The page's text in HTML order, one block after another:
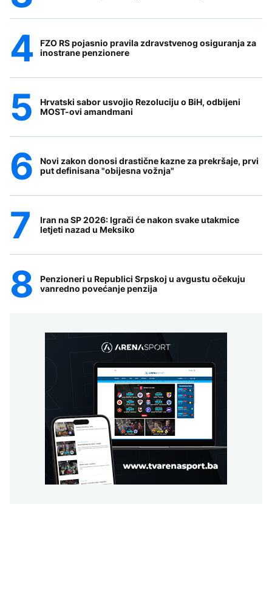
FZO RS pojasnio pravila zdravstvenog osiguranja za
inostrane penzionere
Hrvatski sabor usvojio Rezoluciju o BiH, odbijeni
MOST-ovi amandmani
Novi zakon donosi drastične kazne za prekršaje, prvi
put definisana "obijesna vožnja"
Iran na SP 2026: Igrači će nakon svake utakmice
letjeti nazad u Meksiko
Penzioneri u Republici Srpskoj u avgustu očekuju
vanredno povećanje penzija